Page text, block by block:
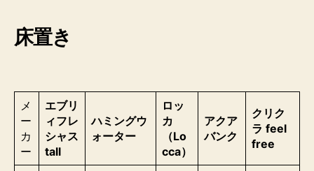
床置き
メ
ー
カ
ー
エブリ
ィフレ
シャス
tall
ハミングウ
ォーター
ロッ
カ
（Lo
cca）
アクア
バンク
クリク
ラ feel
free